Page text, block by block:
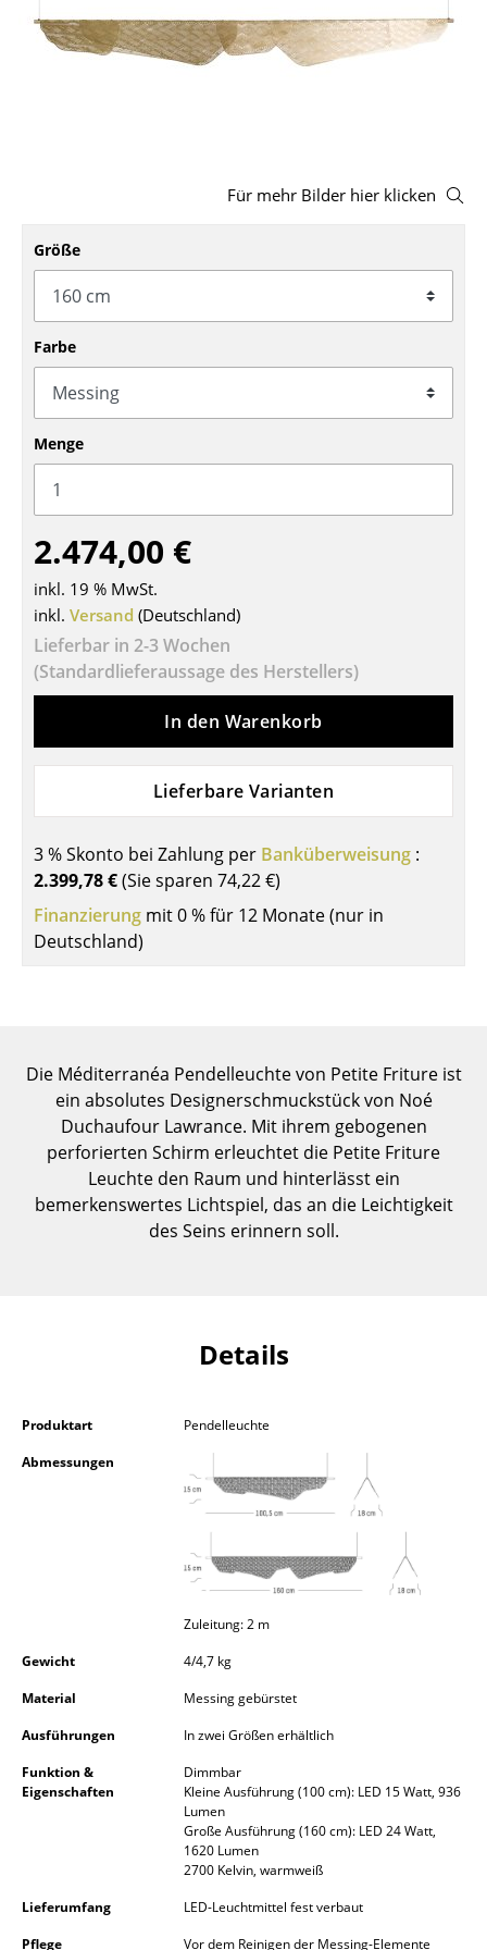
Hocker
Schaukelstühle
Bürodrehstühle
Einzelteile
... alle Sitzmöbel
Tische
Esstische
Beistelltische
Couchtische
Schreibtische
Sekretäre & PC-Tische
Konferenztische
Stehtische & Stehpulte
Kindertische
Gartentische
Servierwagen
Aufbewahren
Regale & Schränke
Bücherregale
Beistell- & Rollcontainer
Kleinaufbewahrung
... alle Aufbewahrungsmöbel
Hängeleuchten & Deckenleuchten
Tischleuchten
Stehleuchten & Leseleuchten
Für mehr Bilder hier klicken
Größe
Farbe
Menge
2.474,00 €
inkl. 19 % MwSt.
inkl. Versand (Deutschland)
Lieferbar in 2-3 Wochen
(Standardlieferaussage des Herstellers)
In den Warenkorb
Lieferbare Varianten
3 % Skonto bei Zahlung per Banküberweisung :
2.399,78 €(Sie sparen 74,22 €)
Finanzierung mit 0 % für 12 Monate (nur in
Deutschland)
Die Méditerranéa Pendelleuchte von Petite Friture ist
ein absolutes Designerschmuckstück von Noé
Duchaufour Lawrance. Mit ihrem gebogenen
perforierten Schirm erleuchtet die Petite Friture
Leuchte den Raum und hinterlässt ein
bemerkenswertes Lichtspiel, das an die Leichtigkeit
des Seins erinnern soll.
Details
Produktart
Pendelleuchte
Abmessungen
Zuleitung: 2 m
Gewicht
4/4,7 kg
Material
Messing gebürstet
Ausführungen
In zwei Größen erhältlich
Funktion &
Eigenschaften
Dimmbar
Kleine Ausführung (100 cm): LED 15 Watt, 936
Lumen
Große Ausführung (160 cm): LED 24 Watt,
1620 Lumen
2700 Kelvin, warmweiß
Lieferumfang
LED-Leuchtmittel fest verbaut
Pflege
Vor dem Reinigen der Messing-Elemente